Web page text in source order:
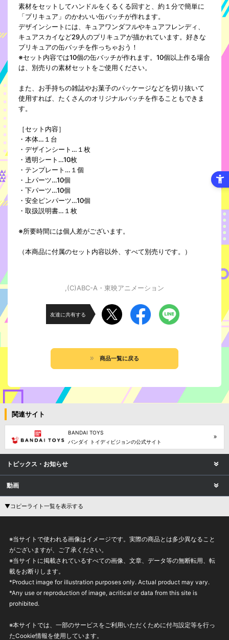
素材をセットしてハンドルをくるくる回すと、約１分で簡単に
「プリキュア」のかわいい缶バッチが作れます。
デザインシートには、キュアワンダフルやキュアフレンディ、
キュアスカイなど29人のプリキュアが描かれています。好きな
プリキュアの缶バッチを作っちゃおう！
※セット内容では10個の缶バッチが作れます。10個以上作る場合
は、別売りの素材セットをご使用ください。
また、お手持ちの雑誌やお菓子のパッケージなどを切り抜いて
使用すれば、たくさんのオリジナルバッチを作ることもできま
す。
［セット内容］
・本体…１台
・デザインシート…１枚
・透明シート…10枚
・テンプレート…１個
・上パーツ…10個
・下パーツ…10個
・安全ピンパーツ…10個
・取扱説明書…１枚
※所要時間には個人差がございます。
（本商品に付属のセット内容以外、すべて別売りです。）
,(C)ABC-A・東映アニメーション
友達に共有する
商品一覧に戻る
関連サイト
BANDAI TOYS
バンダイ トイディビジョンの公式サイト
トピックス・お知らせ
動画
▼コピーライト一覧を表示する
※当サイトで使われる画像はイメージです。実際の商品とは多少異なること
がございますが、ご了承ください。
※当サイトに掲載されているすべての画像、文章、データ等の無断転用、転
載をお断りします。
*Product image for illustration purposes only. Actual product may vary.
*Any use or reproduction of image, acritical or data from this site is
prohibited.
※本サイトでは、一部のサービスをご利用いただくために付与設定等を行っ
たCookie情報を使用しています。